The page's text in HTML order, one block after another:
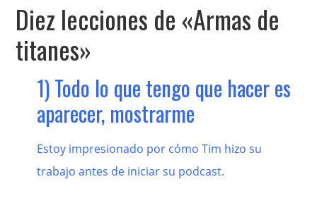
Diez lecciones de «Armas de
titanes»
1) Todo lo que tengo que hacer es
aparecer, mostrarme
Estoy impresionado por cómo Tim hizo su
trabajo antes de iniciar su podcast.